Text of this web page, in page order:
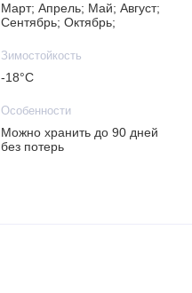
Март; Апрель; Май; Август;
Сентябрь; Октябрь;
Зимостойкость
-18°C
Особенности
Можно хранить до 90 дней
без потерь